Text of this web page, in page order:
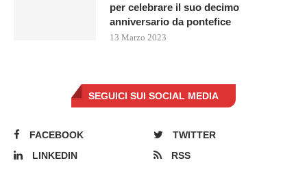
per celebrare il suo decimo
anniversario da pontefice
13 Marzo 2023
SEGUICI SUI SOCIAL MEDIA
FACEBOOK
TWITTER
LINKEDIN
RSS